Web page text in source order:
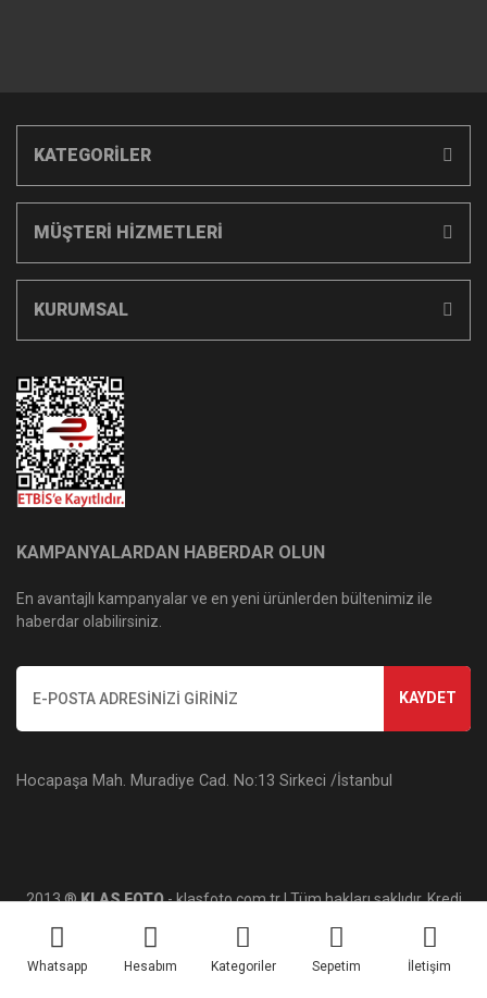
Whatsapp Hesabım Kategoriler Sepetim İletişim
KATEGORİLER
MÜŞTERİ HİZMETLERİ
KURUMSAL
KAMPANYALARDAN HABERDAR OLUN
En avantajlı kampanyalar ve en yeni ürünlerden bültenimiz ile
haberdar olabilirsiniz.
KAYDET
Hocapaşa Mah. Muradiye Cad. No:13 Sirkeci /İstanbul
2013 ®KLAS FOTO- klasfoto.com.tr | Tüm hakları saklıdır. Kredi